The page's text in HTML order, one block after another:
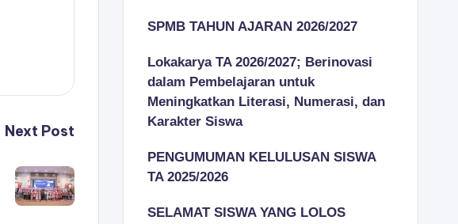
Next Post
SPMB TAHUN AJARAN 2026/2027
Lokakarya TA 2026/2027; Berinovasi
dalam Pembelajaran untuk
Meningkatkan Literasi, Numerasi, dan
Karakter Siswa
PENGUMUMAN KELULUSAN SISWA
TA 2025/2026
SELAMAT SISWA YANG LOLOS